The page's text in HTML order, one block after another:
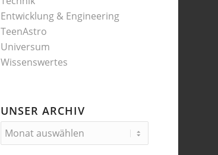
Entwicklung & Engineering
TeenAstro
Universum
Wissenswertes
UNSER ARCHIV